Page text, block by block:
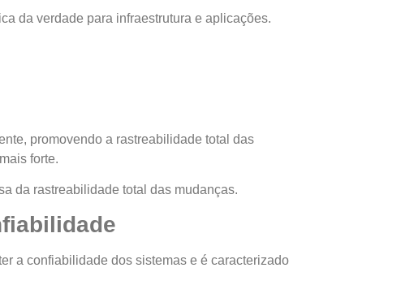
da verdade para infraestrutura e aplicações.
promovendo a rastreabilidade total das
forte.
da rastreabilidade total das mudanças.
a confiabilidade dos sistemas e é caracterizado